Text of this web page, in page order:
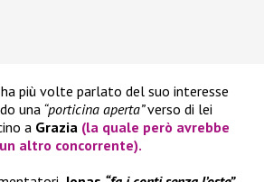
più volte parlato del suo interesse
una “porticina aperta”verso di lei
a Grazia (la quale però avrebbe
altro concorrente).